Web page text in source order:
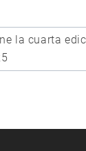
la cuarta